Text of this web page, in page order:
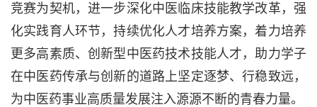
竞赛为契机，进一步深化中医临床技能教学改革，强
化实践育人环节，持续优化人才培养方案，着力培养
更多高素质、创新型中医药技术技能人才，助力学子
在中医药传承与创新的道路上坚定逐梦、行稳致远，
为中医药事业高质量发展注入源源不断的青春力量。